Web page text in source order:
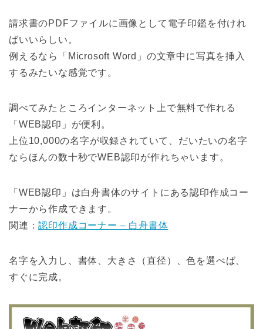
請求書のPDFファイルに画像として電子印鑑を付けれ
ばいいらしい。
例えるなら「Microsoft Word」の文章中に写真を挿入
するみたいな感覚です。
調べてみたところインターネット上で無料で作れる
「WEB認印」が便利。
上位10,000の名字が収録されていて、だいたいの名字
ならほんの数十秒でWEB認印が作れちゃいます。
「WEB認印」は白舟書体のサイトにある認印作成コー
ナーから作成できます。
関連：認印作成コーナー – 白舟書体
名字を入力し、書体、大きさ（直径）、色を選べば、
すぐに完成。